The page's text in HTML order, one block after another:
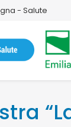
- Salute